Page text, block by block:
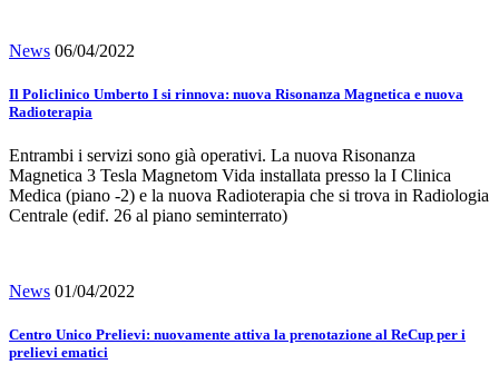
News 06/04/2022
Il Policlinico Umberto I si rinnova: nuova Risonanza Magnetica e nuova
Radioterapia
Entrambi i servizi sono già operativi. La nuova Risonanza
Magnetica 3 Tesla Magnetom Vida installata presso la I Clinica
Medica (piano -2) e la nuova Radioterapia che si trova in Radiologia
Centrale (edif. 26 al piano seminterrato)
News 01/04/2022
Centro Unico Prelievi: nuovamente attiva la prenotazione al ReCup per i
prelievi ematici